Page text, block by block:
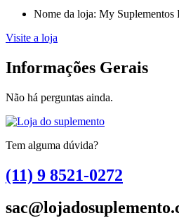
Nome da loja: My Suplementos
Visite a loja
Informações Gerais
Não há perguntas ainda.
Tem alguma dúvida?
(11) 9 8521-0272